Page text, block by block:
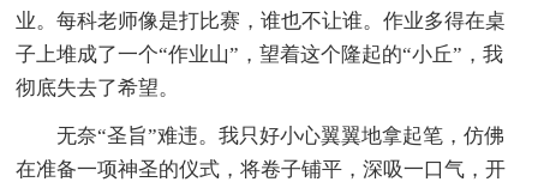
业。每科老师像是打比赛，谁也不让谁。作业多得在桌
子上堆成了一个“作业山”，望着这个隆起的“小丘”，我
彻底失去了希望。
无奈“圣旨”难违。我只好小心翼翼地拿起笔，仿佛
在准备一项神圣的仪式，将卷子铺平，深吸一口气，开